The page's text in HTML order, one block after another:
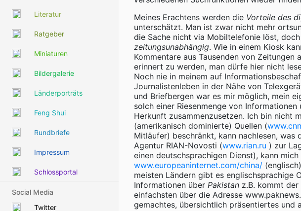
Literatur
Ratgeber
Miniaturen
Bildergalerie
Länderporträts
Feng Shui
Rundbriefe
Impressum
Schlossportal
Social Media
Twitter
Meines Erachtens werden die Vorteile des
unterschätzt. Man ist zwar nicht mehr
die Sache nicht via Mobiltelefonie löst,
zeitungsunabhängig. Wie in einem Kiosk
Kommentare aus Tausenden von Zeitungen
erinnert zu werden, man dürfe hier nicht
Noch nie in meinem auf
Journalistenleben in der Nähe von
und Briefbergen war es mir möglich, mein
solch einer Riesenmenge von Informationen
Herkunft zusammenzusetzen. Ich bin nicht
(amerikanisch dominierte) Quellen (
Mitläufer) beschränkt, kann nachlesen, was
Agentur RIAN-Novosti (www.rian.ru ) zur
einen deutschsprachigen Dienst), kann mich
www.europeaninternet.com/china/
meisten Ländern gibt es englischsprachige
Informationen über Pakistan z.B. kommt
einfachsten über die Adresse
gemachtes, übersichtlich präsentiertes und